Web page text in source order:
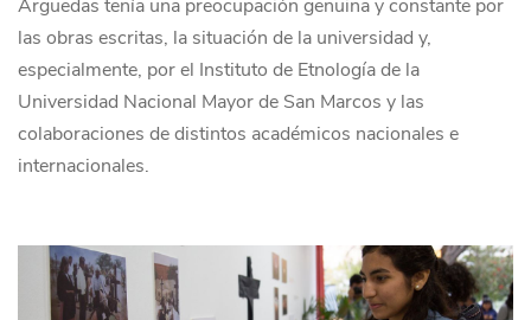
Arguedas tenía una preocupación genuina y constante por
las obras escritas, la situación de la universidad y,
especialmente, por el Instituto de Etnología de la
Universidad Nacional Mayor de San Marcos y las
colaboraciones de distintos académicos nacionales e
internacionales.